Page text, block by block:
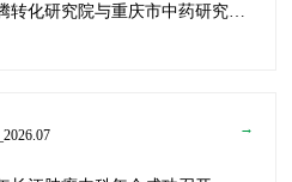
威斯腾转化研究院与重庆市中药研究院深化战略合作，共筑中医药产学研创新生态
_2026.07 →